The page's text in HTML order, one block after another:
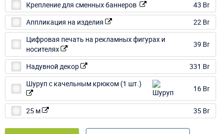
Крепление для сменных баннеров
43 Br
Аппликация на изделия
22 Br
Цифровая печать на рекламных фигурах и
носителях
39 Br
Надувной декор
331 Br
Шуруп с качельным крюком (1 шт.)
16 Br
25 м 35 Br